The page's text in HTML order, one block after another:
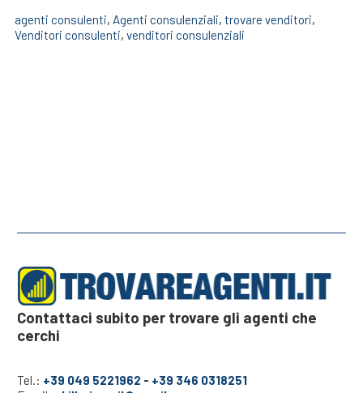
agenti consulenti, Agenti consulenziali, trovare venditori,
Venditori consulenti, venditori consulenziali
Contattaci subito per trovare gli agenti che
cerchi
Tel.: +39 049 5221962 - +39 346 0318251